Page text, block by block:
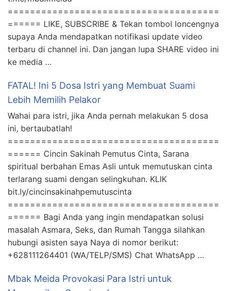
======================================
====== LIKE, SUBSCRIBE & Tekan tombol loncengnya
supaya Anda mendapatkan notifikasi update video
terbaru di channel ini. Dan jangan lupa SHARE video ini
ke media …
FATAL! Ini 5 Dosa Istri yang Membuat Suami
Lebih Memilih Pelakor
Wahai para istri, jika Anda pernah melakukan 5 dosa
ini, bertaubatlah!
======================================
====== Cincin Sakinah Pemutus Cinta, Sarana
spiritual berbahan Emas Asli untuk memutuskan cinta
terlarang suami dengan selingkuhan. KLIK
bit.ly/cincinsakinahpemutuscinta
======================================
====== Bagi Anda yang ingin mendapatkan solusi
masalah Asmara, Seks, dan Rumah Tangga silahkan
hubungi asisten saya Naya di nomor berikut:
+628111264401 (WA/TELP/SMS) Chat WhatsApp …
Mbak Meida Provokasi Para Istri untuk